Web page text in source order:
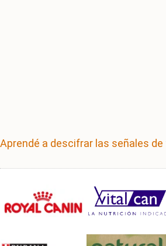
Aprendé a descifrar las señales de